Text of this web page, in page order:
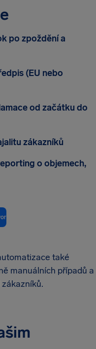
po zpoždění a
(EU nebo
od začátku do
zákazníků
o objemech,
také
manuálních případů a